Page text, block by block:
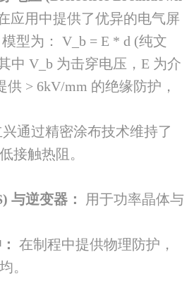
应用中提供了优异的电气屏
型为： V_b = E * d (纯文
中 V_b 为击穿电压，E 为介
> 6kV/mm 的绝缘防护，
兴通过精密涂布技术维持了
接触热阻。
与逆变器：
用于功率晶体与
在制程中提供物理防护，
。